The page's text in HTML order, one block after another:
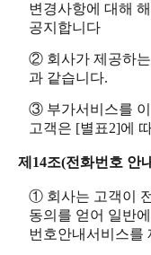
변경사항에 대해
공지합니다
② 회사가 제공하
과 같습니다.
③ 부가서비스를
고객은 [별표2]에
제14조(전화번호 안
① 회사는 고객이
동의를 얻어 일반
번호안내서비스를